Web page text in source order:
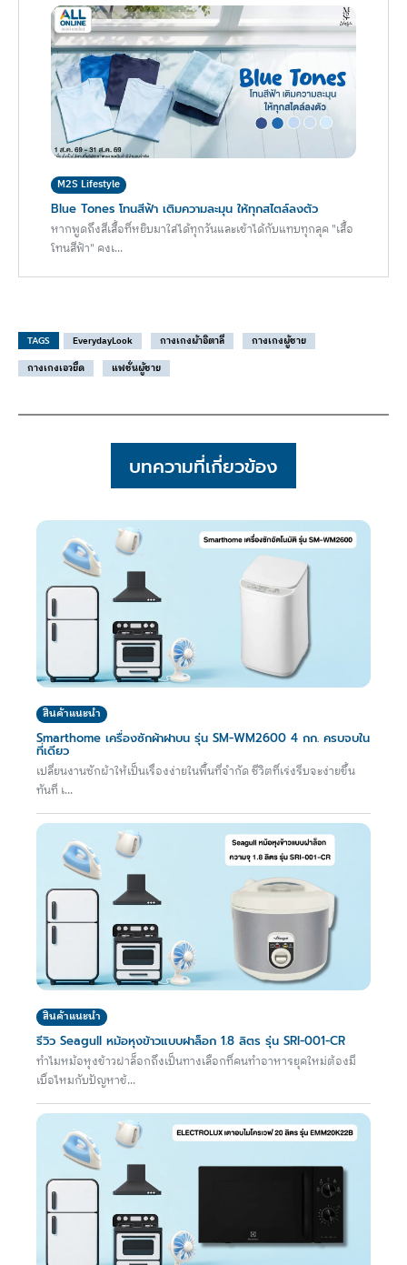
M2S Lifestyle
Blue Tones โทนสีฟ้า เติมความละมุน ให้ทุกสไตล์ลงตัว
หากพูดถึงสีเสื้อที่หยิบมาใส่ได้ทุกวันและเข้าได้กับแทบทุกลุค "เสื้อ
โทนสีฟ้า" คงเ...
TAGS EverydayLook กางเกงผ้าอิตาลี
กางเกงผู้ชาย
กางเกงเอวยืด
แฟชั่นผู้ชาย
บทความที่เกี่ยวข้อง
สินค้าแนะนำ
Smarthome เครื่องซักผ้าฝาบน รุ่น SM-WM2600 4 กก. ครบจบใน
ที่เดียว
เปลี่ยนงานซักผ้าให้เป็นเรื่องง่ายในพื้นที่จำกัด ชีวิตที่เร่งรีบจะง่ายขึ้น
ทันที เ...
สินค้าแนะนำ
รีวิว Seagull หม้อหุงข้าวแบบฝาล็อก 1.8 ลิตร รุ่น SRI-001-CR
ทำไมหม้อหุงข้าวฝาล็อกถึงเป็นทางเลือกที่คนทำอาหารยุคใหม่ต้องมี
เบื่อไหมกับปัญหาข้...